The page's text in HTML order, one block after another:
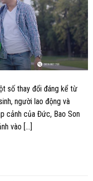
số thay đổi đáng kể từ
người lao động và
cảnh của Đức, Bao Son
vào […]